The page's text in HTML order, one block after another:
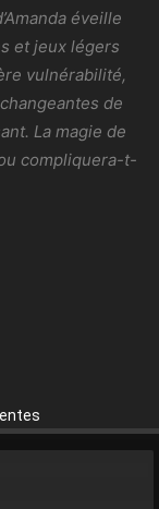
éveille
et jeux légers
vulnérabilité,
de
La magie de
compliquera-t-